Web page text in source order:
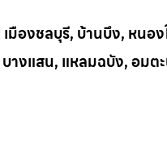
เมืองชลบุรี, บ้านบึง, หนอ
างแสน, แหลมฉบัง, อมต